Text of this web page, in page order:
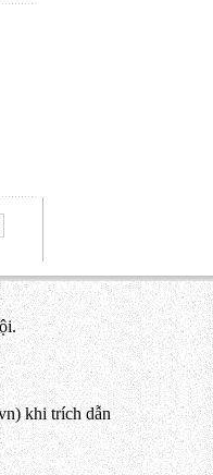
khi trích dẫn